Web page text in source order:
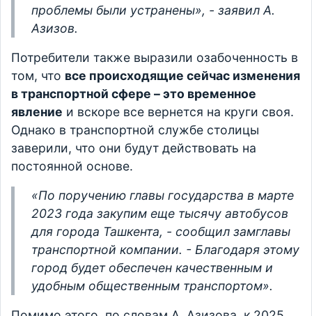
проблемы были устранены», - заявил А.
Азизов.
Потребители также выразили озабоченность в
том, что все происходящие сейчас изменения
в транспортной сфере – это временное
явление и вскоре все вернется на круги своя.
Однако в транспортной службе столицы
заверили, что они будут действовать на
постоянной основе.
«По поручению главы государства в марте
2023 года закупим еще тысячу автобусов
для города Ташкента, - сообщил замглавы
транспортной компании. - Благодаря этому
город будет обеспечен качественным и
удобным общественным транспортом».